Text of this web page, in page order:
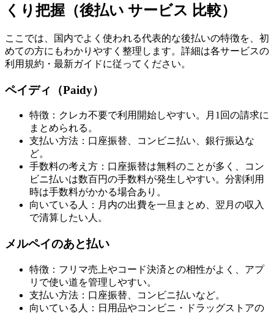
くり把握（後払い サービス 比較）
ここでは、国内でよく使われる代表的な後払いの特徴を、初
めての方にもわかりやすく整理します。詳細は各サービスの
利用規約・最新ガイドに従ってください。
ペイディ（Paidy）
特徴：クレカ不要で利用開始しやすい。月1回の請求に
まとめられる。
支払い方法：口座振替、コンビニ払い、銀行振込な
ど。
手数料の考え方：口座振替は無料のことが多く、コン
ビニ払いは数百円の手数料が発生しやすい。分割利用
時は手数料がかかる場合あり。
向いている人：月内の出費を一旦まとめ、翌月の収入
で清算したい人。
メルペイのあと払い
特徴：フリマ売上やコード決済との相性がよく、アプ
リで使い道を管理しやすい。
支払い方法：口座振替、コンビニ払いなど。
向いている人：日用品やコンビニ・ドラッグストアの